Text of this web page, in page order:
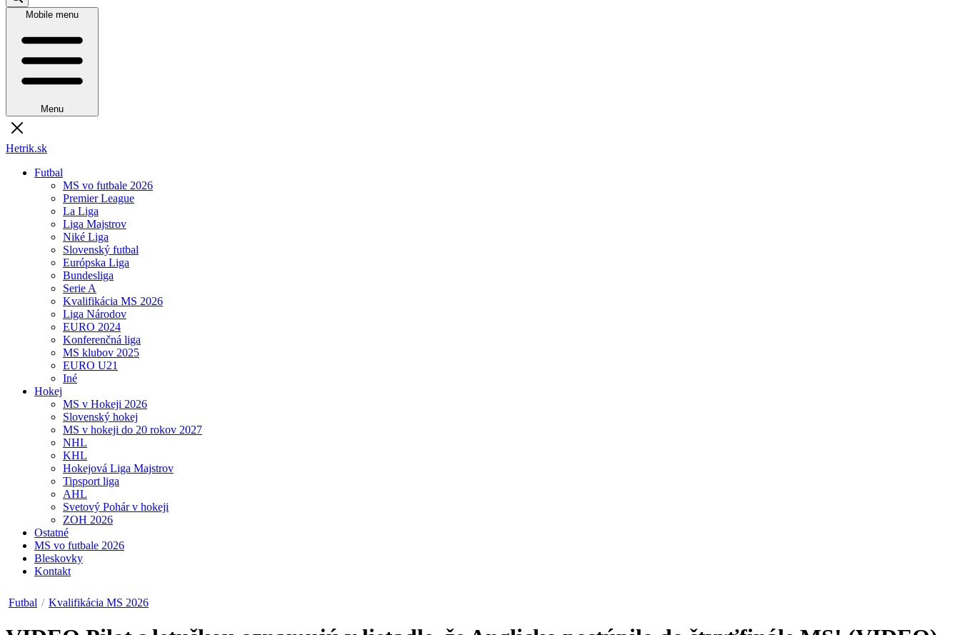
Mobile menu
Menu
Hetrik.sk
Futbal
MS vo futbale 2026
Premier League
La Liga
Liga Majstrov
Niké Liga
Slovenský futbal
Európska Liga
Bundesliga
Serie A
Kvalifikácia MS 2026
Liga Národov
EURO 2024
Konferenčná liga
MS klubov 2025
EURO U21
Iné
Hokej
MS v Hokeji 2026
Slovenský hokej
MS v hokeji do 20 rokov 2027
NHL
KHL
Hokejová Liga Majstrov
Tipsport liga
AHL
Svetový Pohár v hokeji
ZOH 2026
Ostatné
MS vo futbale 2026
Bleskovky
Kontakt
Futbal / Kvalifikácia MS 2026